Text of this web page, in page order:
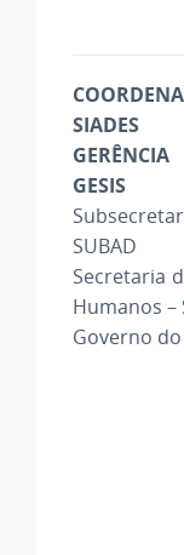
SIADES
GESIS
SUBAD
Secretaria
Humanos –
Governo